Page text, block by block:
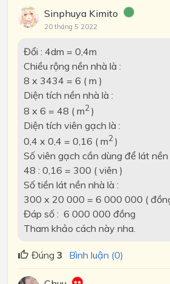
Sinphuya Kimito
20 tháng 5 2022
Đổi : 4dm = 0,4m
Chiều rộng nền nhà là :
8 x 3434 = 6 ( m )
Diện tích nền nhà là :
8 x 6 = 48 ( m2 )
Diện tích viên gạch là :
0,4 x 0,4 = 0,16 ( m2 )
Số viên gạch cần dùng để lát nền
48 : 0,16 = 300 ( viên )
Số tiền lát nền nhà là :
300 x 20 000 = 6 000 000 (
Đáp số : 6 000 000 đồng
Tham khảo cách này nha.
Đúng 3 Bình luận (0)